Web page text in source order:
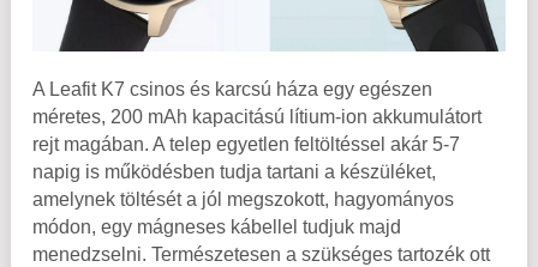
A Leafit K7 csinos és karcsú háza egy egészen
méretes, 200 mAh kapacitású lítium-ion akkumulátort
rejt magában. A telep egyetlen feltöltéssel akár 5-7
napig is működésben tudja tartani a készüléket,
amelynek töltését a jól megszokott, hagyományos
módon, egy mágneses kábellel tudjuk majd
menedzselni. Természetesen a szükséges tartozék ott